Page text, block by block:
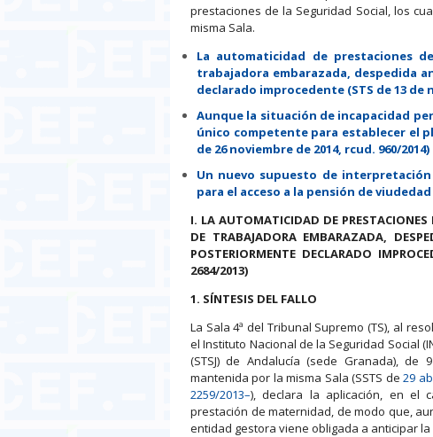
prestaciones de la Seguridad Social, los
misma Sala.
La automaticidad de prestaciones
trabajadora embarazada, despedida
declarado improcedente (STS de 13 de
Aunque la situación de incapacidad
único competente para establecer el
de 26 noviembre de 2014, rcud. 960/2014)
Un nuevo supuesto de
para el acceso a la pensión de viudedad
I. LA AUTOMATICIDAD DE PRESTACIONES
DE TRABAJADORA EMBARAZADA,
POSTERIORMENTE DECLARADO
2684/2013)
1. SÍNTESIS DEL FALLO
La Sala 4ª del Tribunal Supremo (TS), al
el Instituto Nacional de la Seguridad Social
(STSJ) de Andalucía (sede Granada),
mantenida por la misma Sala (SSTS de29
2259/2013–), declara la aplicación, en el
prestación de maternidad, de modo que,
entidad gestora viene obligada a anticipar la